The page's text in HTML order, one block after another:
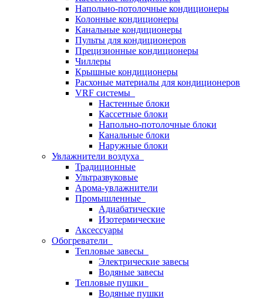
Напольно-потолочные кондиционеры
Колонные кондиционеры
Канальные кондиционеры
Пульты для кондиционеров
Прецизионные кондиционеры
Чиллеры
Крышные кондиционеры
Расхоные материалы для кондиционеров
VRF системы
Настенные блоки
Кассетные блоки
Напольно-потолочные блоки
Канальные блоки
Наружные блоки
Увлажнители воздуха
Традиционные
Ультразвуковые
Арома-увлажнители
Промышленныe
Адиабатические
Изотермические
Аксессуары
Обогреватели
Тепловые завесы
Электрические завесы
Водяные завесы
Тепловые пушки
Водяные пушки